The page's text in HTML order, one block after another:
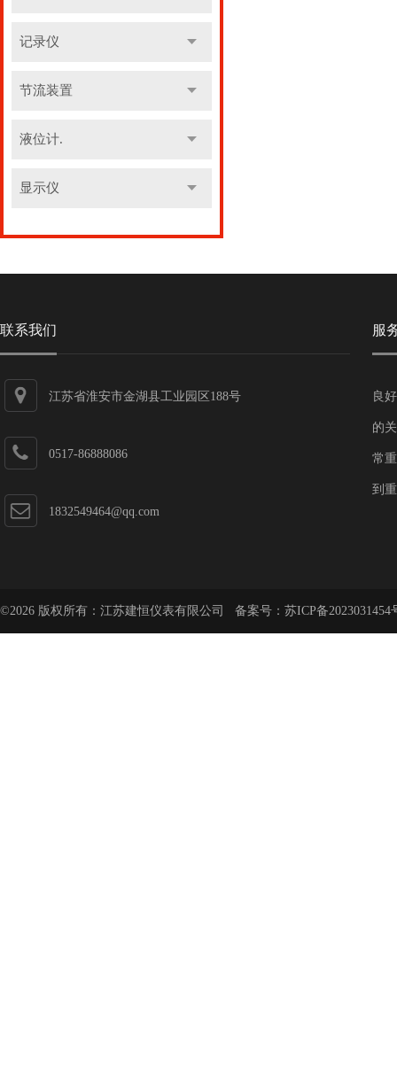
记录仪
节流装置
液位计.
显示仪
联系我们
江苏省淮安市金湖县工业园区188号
0517-86888086
1832549464@qq.com
服
良
的
常
到
©2026 版权所有：江苏建恒仪表有限公司 备案号： 苏ICP备2023031454